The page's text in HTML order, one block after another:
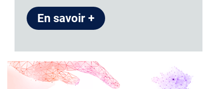
En savoir +